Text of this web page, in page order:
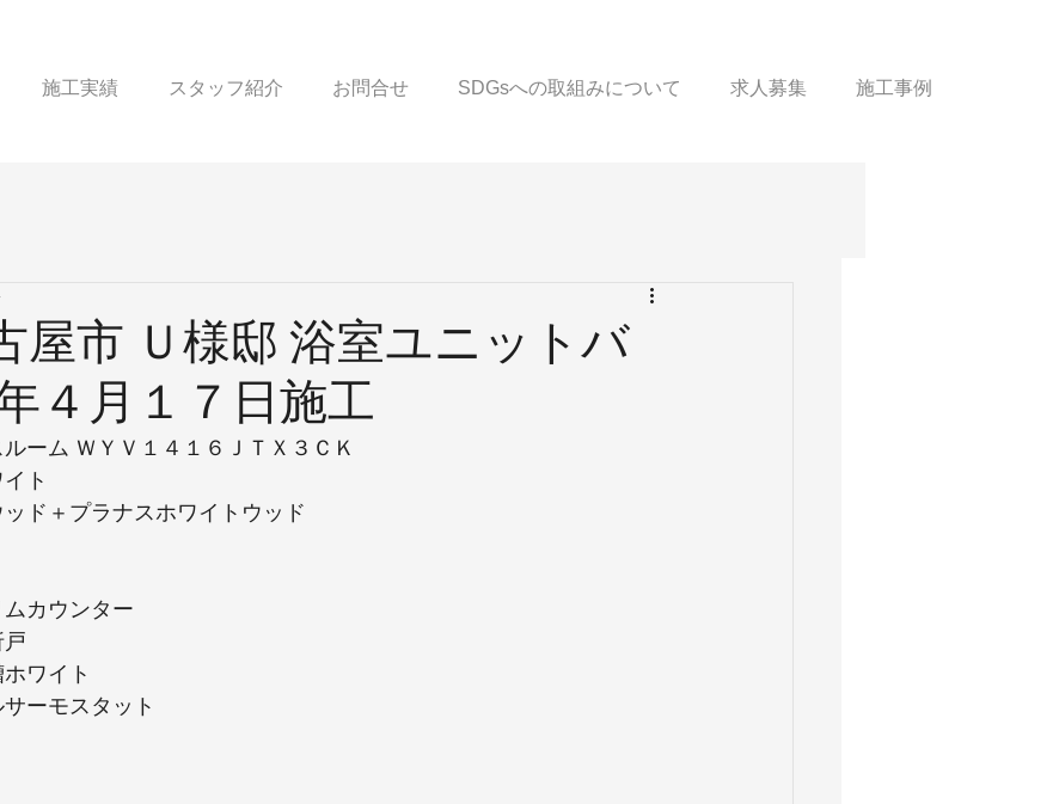
施工実績 スタッフ紹介 お問合せ SDGsへの取組みについて 求人募集 施工事例
屋市 Ｕ様邸 浴室ユニットバ
４月１７日施工
ーム ＷＹＶ１４１６ＪＴＸ３ＣＫ
ト
ド＋プラナスホワイトウッド
カウンター
ワイト
ーモスタット